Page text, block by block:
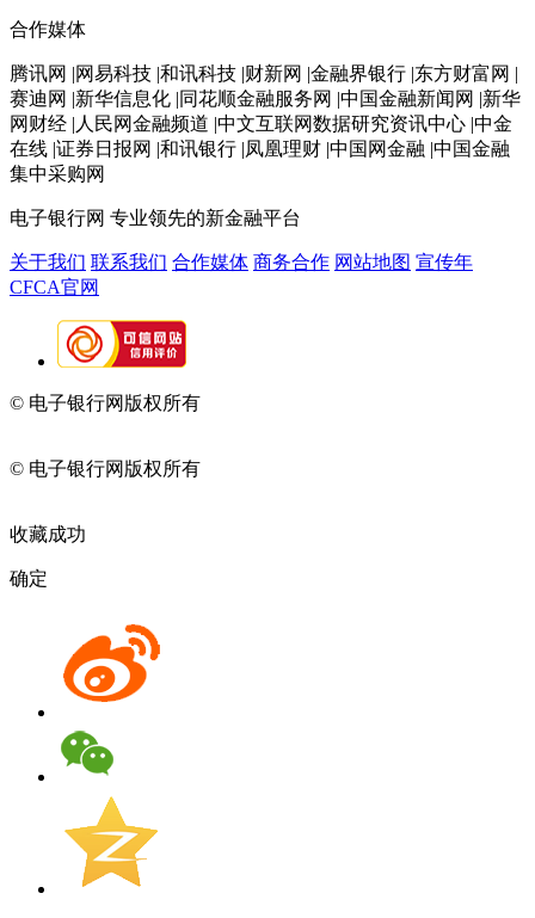
合作媒体
腾讯网 |网易科技 |和讯科技 |财新网 |金融界银行 |东方财富网 |
赛迪网 |新华信息化 |同花顺金融服务网 |中国金融新闻网 |新华
网财经 |人民网金融频道 |中文互联网数据研究资讯中心 |中金
在线 |证券日报网 |和讯银行 |凤凰理财 |中国网金融 |中国金融
集中采购网
电子银行网 专业领先的新金融平台
关于我们 联系我们 合作媒体 商务合作 网站地图 宣传年
CFCA官网
© 电子银行网版权所有
© 电子银行网版权所有
收藏成功
确定